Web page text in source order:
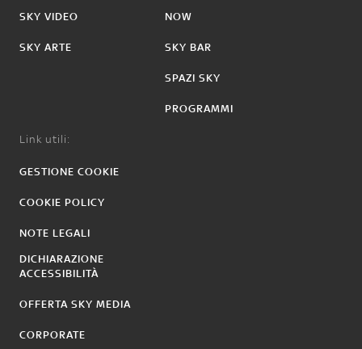
SKY VIDEO
SKY ARTE
NOW
SKY BAR
SPAZI SKY
PROGRAMMI
Link utili:
GESTIONE COOKIE
COOKIE POLICY
NOTE LEGALI
DICHIARAZIONE
ACCESSIBILITÀ
OFFERTA SKY MEDIA
CORPORATE